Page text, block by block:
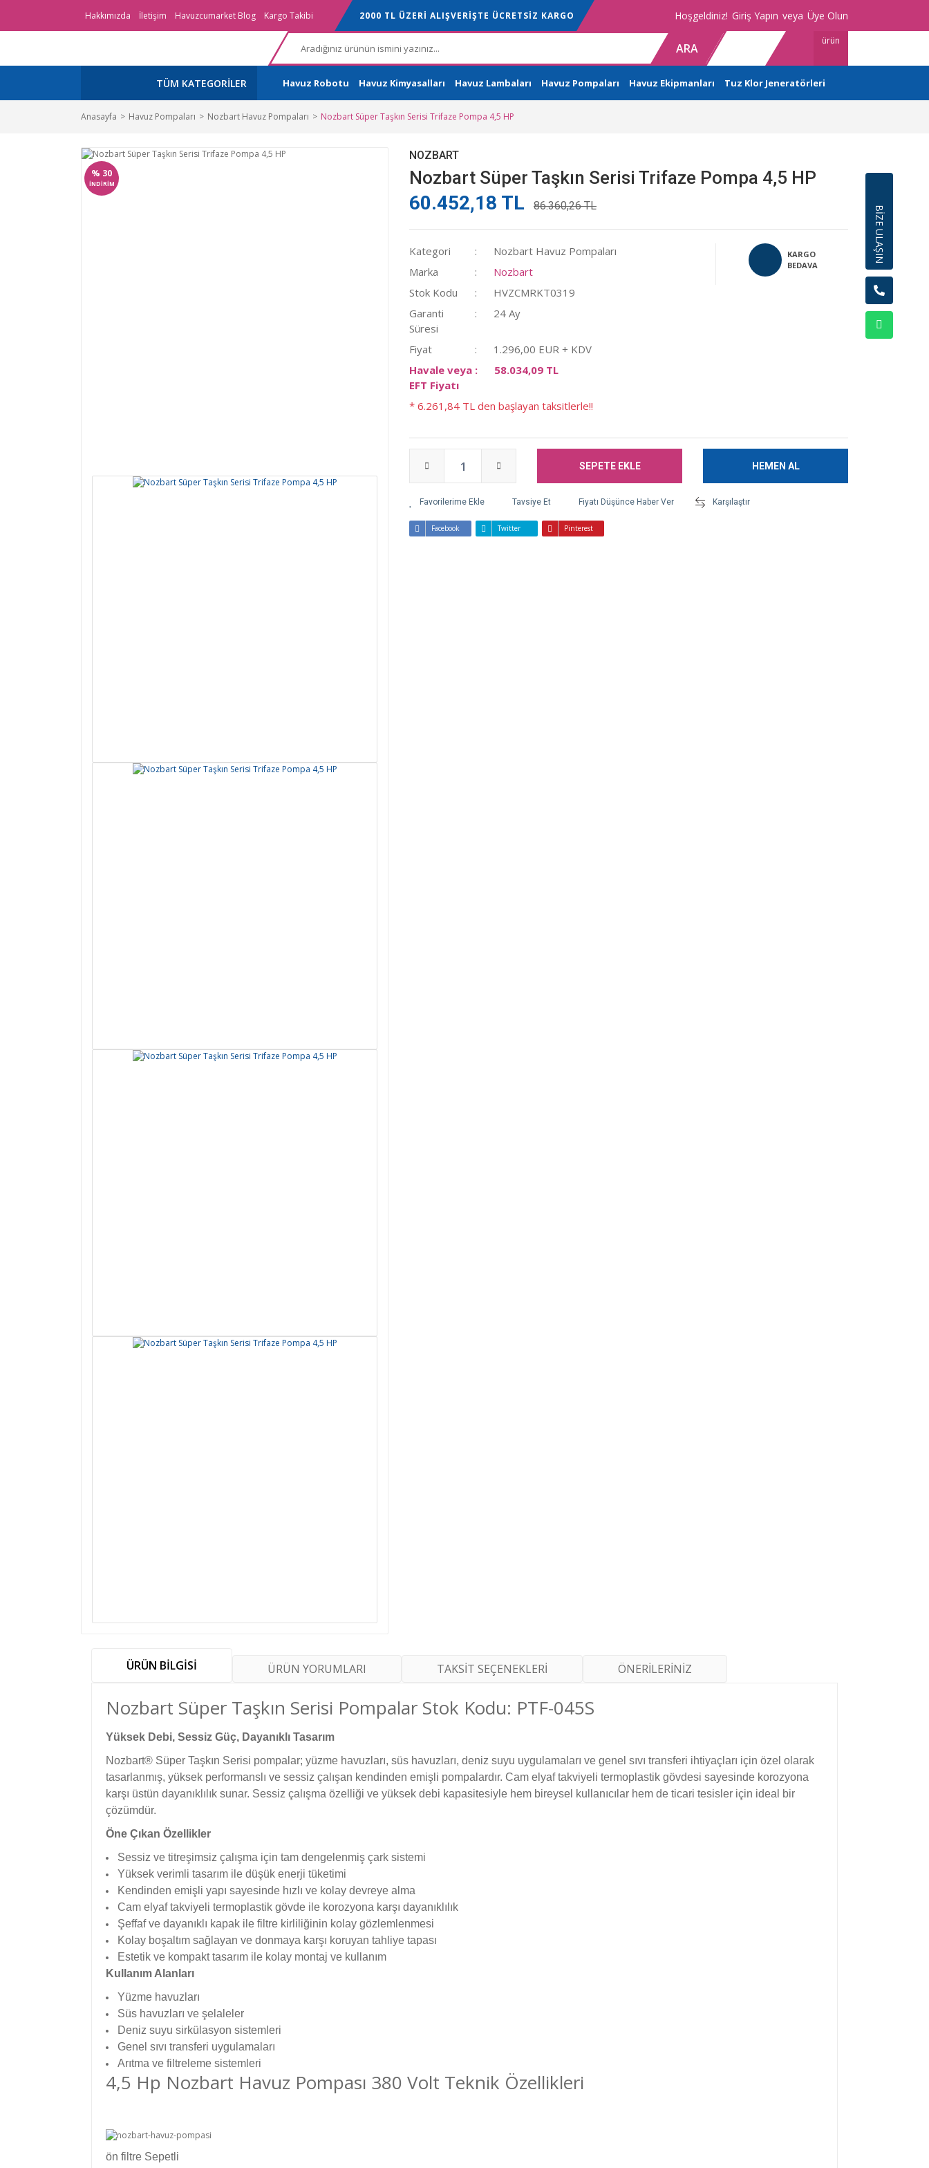
Hakkımızda İletişim Havuzcumarket Blog Kargo Takibi 2000 TL ÜZERİ ALIŞVERİŞTE ÜCRETSİZ KARGO Hoşgeldiniz! Giriş Yapın veya Üye Olun
ARA
ürün
TÜM KATEGORİLER Havuz Robotu Havuz Kimyasalları Havuz Lambaları Havuz Pompaları Havuz Ekipmanları Tuz Klor Jeneratörleri
Anasayfa Havuz Pompaları Nozbart Havuz Pompaları Nozbart Süper Taşkın Serisi Trifaze Pompa 4,5 HP
% 30
İNDİRİM
NOZBART
Nozbart Süper Taşkın Serisi Trifaze Pompa 4,5 HP
60.452,18 TL 86.360,26 TL
Kategori
Nozbart Havuz Pompaları
Marka
Nozbart
Stok Kodu
HVZCMRKT0319
Garanti
Süresi
24 Ay
Fiyat
1.296,00 EUR + KDV
Havale veya
EFT Fiyatı
58.034,09 TL
* 6.261,84 TL den başlayan taksitlerle!!
KARGO
BEDAVA
SEPETE EKLE HEMEN AL
Tavsiye Et Fiyatı Düşünce Haber Ver Karşılaştır
Facebook Twitter Pinterest
ÜRÜN BİLGİSİ ÜRÜN YORUMLARI TAKSİT SEÇENEKLERİ ÖNERİLERİNİZ
Nozbart Süper Taşkın Serisi Pompalar Stok Kodu: PTF-045S
Yüksek Debi, Sessiz Güç, Dayanıklı Tasarım
Nozbart® Süper Taşkın Serisi pompalar; yüzme havuzları, süs havuzları, deniz suyu uygulamaları ve genel sıvı transferi ihtiyaçları için özel olarak
tasarlanmış, yüksek performanslı ve sessiz çalışan kendinden emişli pompalardır. Cam elyaf takviyeli termoplastik gövdesi sayesinde korozyona
karşı üstün dayanıklılık sunar. Sessiz çalışma özelliği ve yüksek debi kapasitesiyle hem bireysel kullanıcılar hem de ticari tesisler için ideal bir
çözümdür.
Öne Çıkan Özellikler
Sessiz ve titreşimsiz çalışma için tam dengelenmiş çark sistemi
Yüksek verimli tasarım ile düşük enerji tüketimi
Kendinden emişli yapı sayesinde hızlı ve kolay devreye alma
Cam elyaf takviyeli termoplastik gövde ile korozyona karşı dayanıklılık
Şeffaf ve dayanıklı kapak ile filtre kirliliğinin kolay gözlemlenmesi
Kolay boşaltım sağlayan ve donmaya karşı koruyan tahliye tapası
Estetik ve kompakt tasarım ile kolay montaj ve kullanım
Kullanım Alanları
Yüzme havuzları
Süs havuzları ve şelaleler
Deniz suyu sirkülasyon sistemleri
Genel sıvı transferi uygulamaları
Arıtma ve filtreleme sistemleri
4,5 Hp Nozbart Havuz Pompası 380 Volt Teknik Özellikleri
ön filtre Sepetli
BİZE ULAŞIN